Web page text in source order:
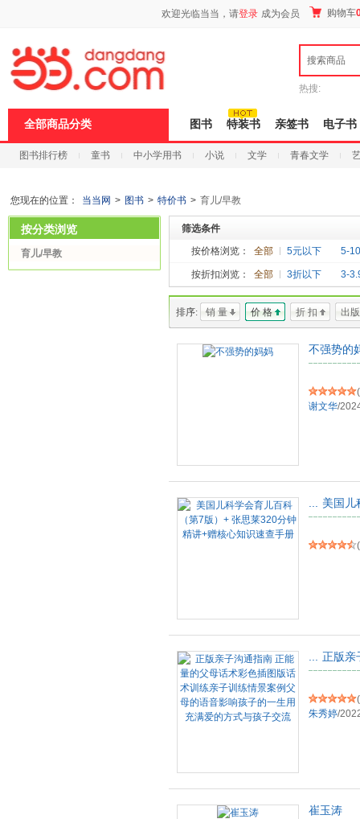
欢迎光临当当，请登录 成为会员 购物车
搜索商品
热搜:
全部商品分类 图书 特装书 亲签书 电子书
图书排行榜 童书 中小学用书 小说 文学 青春文学
您现在的位置：
当当网 > 图书 > 特价书 > 育儿/早教
按分类浏览
育儿/早教
筛选条件
按价格浏览：
全部 5元以下 5-
按折扣浏览： 全部 3折以下 3-
排序: 销 量 价 格 折 扣 出
不强势的
(
谢文华/
美国儿
(
正版亲
(
朱秀婷/
崔玉涛
页